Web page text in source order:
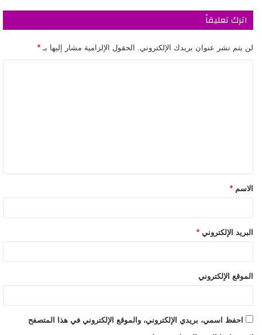
اترك تعليقاً
لن يتم نشر عنوان بريدك الإلكتروني. الحقول الإلزامية مشار إليها بـ *
الاسم *
البريد الإلكتروني *
الموقع الإلكتروني
احفظ اسمي، بريدي الإلكتروني، والموقع الإلكتروني في هذا المتصفح